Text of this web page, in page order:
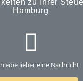
zu Ihrer
Hamburg
lieber eine Nachricht